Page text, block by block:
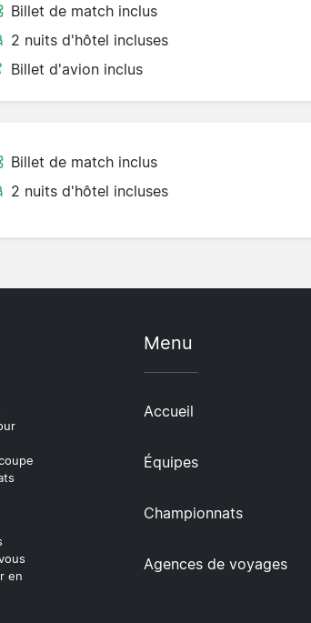
Billet de match inclus
2 nuits d'hôtel incluses
Billet d'avion inclus
Billet de match inclus
2 nuits d'hôtel incluses
en
Menu
Accueil
Équipes
Championnats
Agences de voyages